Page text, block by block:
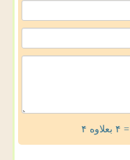
= ۴ بعلاوه ۴